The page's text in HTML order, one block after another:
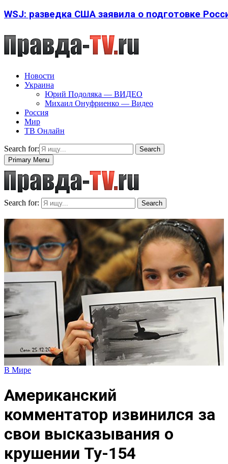
WSJ: разведка США заявила о подготовке
Новости
Украина
Юрий Подоляка — ВИДЕО
Михаил Онуфриенко — Видео
Россия
Мир
ТВ Онлайн
Search for:
Search
Primary Menu
Search for: Search
В Мире
Американский
комментатор извинился за
свои высказывания о
крушении Ту-154